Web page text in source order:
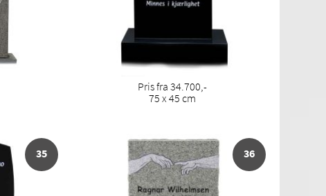
Pris fra 34.700,-
75 x 45 cm
35 36